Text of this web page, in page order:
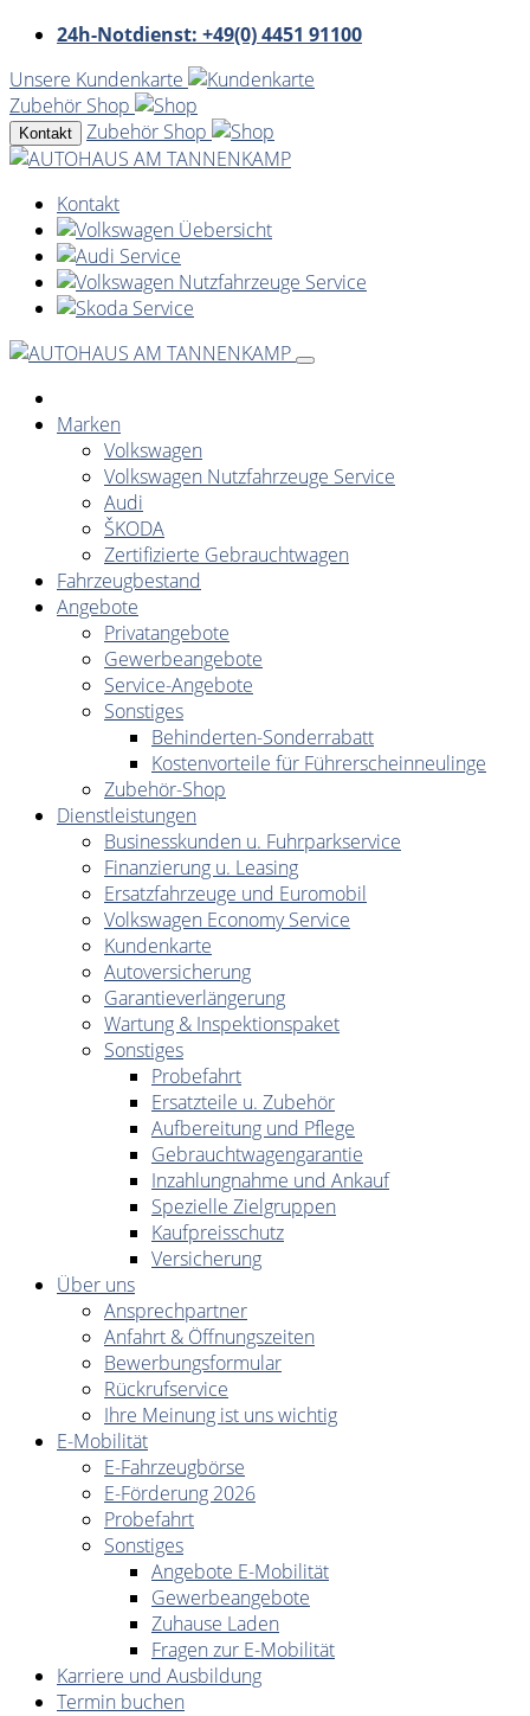
24h-Notdienst: +49(0) 4451 91100
Unsere Kundenkarte
Zubehör Shop
Kontakt Zubehör Shop
Kontakt
Marken
Volkswagen
Volkswagen Nutzfahrzeuge Service
Audi
ŠKODA
Zertifizierte Gebrauchtwagen
Fahrzeugbestand
Angebote
Privatangebote
Gewerbeangebote
Service-Angebote
Sonstiges
Behinderten-Sonderrabatt
Kostenvorteile für Führerscheinneulinge
Zubehör-Shop
Dienstleistungen
Businesskunden u. Fuhrparkservice
Finanzierung u. Leasing
Ersatzfahrzeuge und Euromobil
Volkswagen Economy Service
Kundenkarte
Autoversicherung
Garantieverlängerung
Wartung & Inspektionspaket
Sonstiges
Probefahrt
Ersatzteile u. Zubehör
Aufbereitung und Pflege
Gebrauchtwagengarantie
Inzahlungnahme und Ankauf
Spezielle Zielgruppen
Kaufpreisschutz
Versicherung
Über uns
Ansprechpartner
Anfahrt & Öffnungszeiten
Bewerbungsformular
Rückrufservice
Ihre Meinung ist uns wichtig
E-Mobilität
E-Fahrzeugbörse
E-Förderung 2026
Probefahrt
Sonstiges
Angebote E-Mobilität
Gewerbeangebote
Zuhause Laden
Fragen zur E-Mobilität
Karriere und Ausbildung
Termin buchen